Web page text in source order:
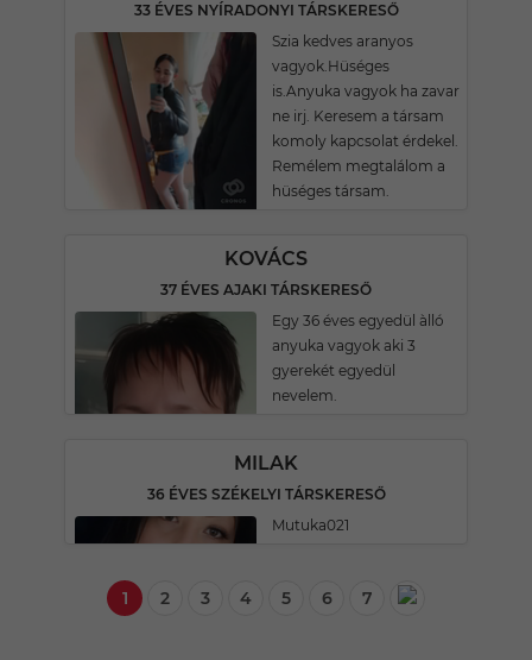
33 ÉVES NYÍRADONYI TÁRSKERESŐ
Szia kedves aranyos
vagyok.Hüséges
is.Anyuka vagyok ha zavar
ne irj. Keresem a társam
komoly kapcsolat érdekel.
Remélem megtalálom a
hüséges társam.
KOVÁCS
37 ÉVES AJAKI TÁRSKERESŐ
Egy 36 éves egyedül àlló
anyuka vagyok aki 3
gyerekét egyedül
nevelem.
MILAK
36 ÉVES SZÉKELYI TÁRSKERESŐ
Mutuka021
1 2 3 4 5 6 7